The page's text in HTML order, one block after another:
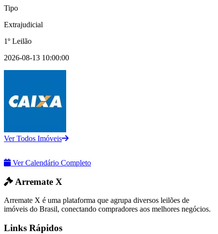
Tipo
Extrajudicial
1º Leilão
2026-08-13 10:00:00
Ver Todos Imóveis
Ver Calendário Completo
Arremate X
Arremate X é uma plataforma que agrupa diversos leilões de
imóveis do Brasil, conectando compradores aos melhores negócios.
Links Rápidos